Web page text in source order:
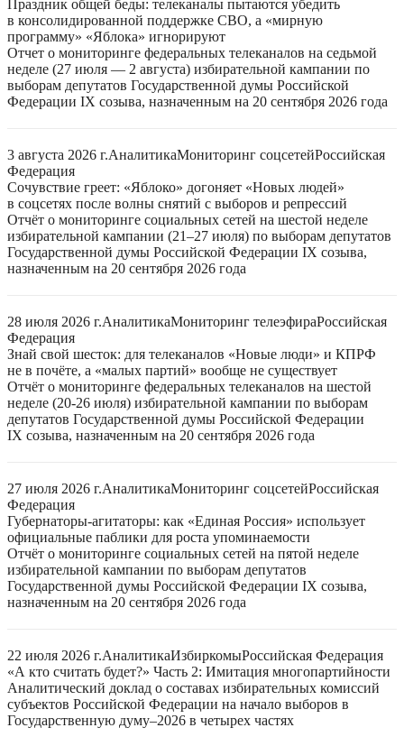
Праздник общей беды: телеканалы пытаются убедить
в консолидированной поддержке СВО, а «мирную
программу» «Яблока» игнорируют
Отчет о мониторинге федеральных телеканалов на седьмой
неделе (27 июля — 2 августа) избирательной кампании по
выборам депутатов Государственной думы Российской
Федерации IX созыва, назначенным на 20 сентября 2026 года
3 августа 2026 г.АналитикаМониторинг соцсетейРоссийская
Федерация
Сочувствие греет: «Яблоко» догоняет «Новых людей»
в соцсетях после волны снятий с выборов и репрессий
Отчёт о мониторинге социальных сетей на шестой неделе
избирательной кампании (21–27 июля) по выборам депутатов
Государственной думы Российской Федерации IX созыва,
назначенным на 20 сентября 2026 года
28 июля 2026 г.АналитикаМониторинг телеэфираРоссийская
Федерация
Знай свой шесток: для телеканалов «Новые люди» и КПРФ
не в почёте, а «малых партий» вообще не существует
Отчёт о мониторинге федеральных телеканалов на шестой
неделе (20-26 июля) избирательной кампании по выборам
депутатов Государственной думы Российской Федерации
IX созыва, назначенным на 20 сентября 2026 года
27 июля 2026 г.АналитикаМониторинг соцсетейРоссийская
Федерация
Губернаторы-агитаторы: как «Единая Россия» использует
официальные паблики для роста упоминаемости
Отчёт о мониторинге социальных сетей на пятой неделе
избирательной кампании по выборам депутатов
Государственной думы Российской Федерации IX созыва,
назначенным на 20 сентября 2026 года
22 июля 2026 г.АналитикаИзбиркомыРоссийская Федерация
«А кто считать будет?» Часть 2: Имитация многопартийности
Аналитический доклад о составах избирательных комиссий
субъектов Российской Федерации на начало выборов в
Государственную думу–2026 в четырех частях